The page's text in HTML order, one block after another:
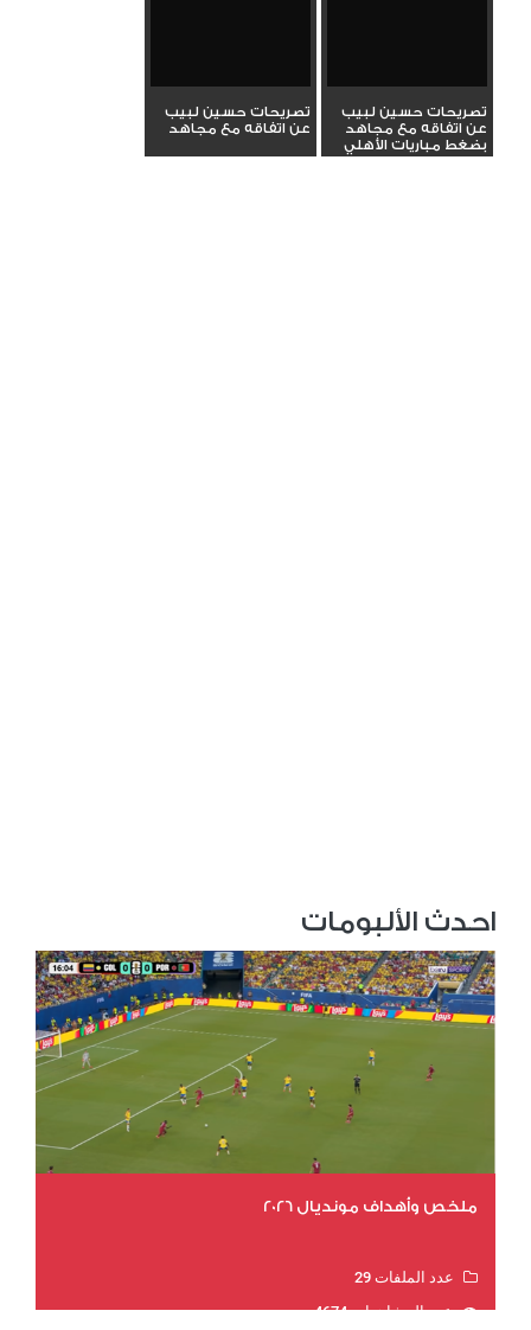
تصريحات حسين لبيب
عن اتفاقه مع مجاهد
بضغط مباريات الأهلي
تصريحات حسين لبيب
عن اتفاقه مع مجاهد
احدث الألبومات
ملخص وأهداف مونديال 2026
عدد الملفات 29
عدد المشاهدات 4674